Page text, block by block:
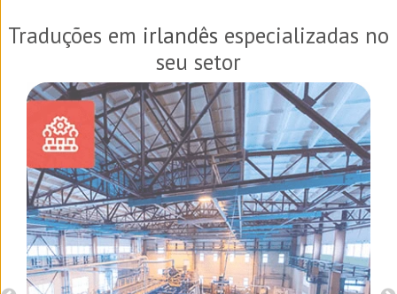
Traduções em irlandês especializadas no
seu setor